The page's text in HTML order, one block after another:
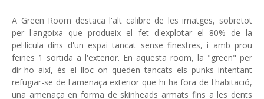
A Green Room destaca l'alt calibre de les imatges, sobretot
per l'angoixa que produeix el fet d'explotar el 80% de la
pel·lícula dins d'un espai tancat sense finestres, i amb prou
feines 1 sortida a l'exterior. En aquesta room, la "green" per
dir-ho així, és el lloc on queden tancats els punks intentant
refugiar-se de l'amenaça exterior que hi ha fora de l'habitació,
una amenaça en forma de skinheads armats fins a les dents